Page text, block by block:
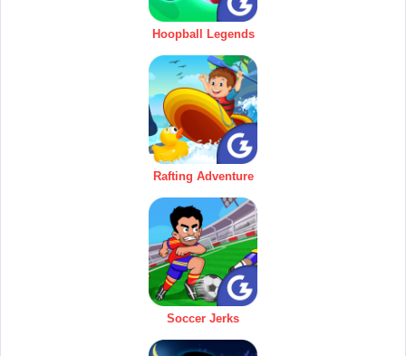
Hoopball Legends
Rafting Adventure
Soccer Jerks